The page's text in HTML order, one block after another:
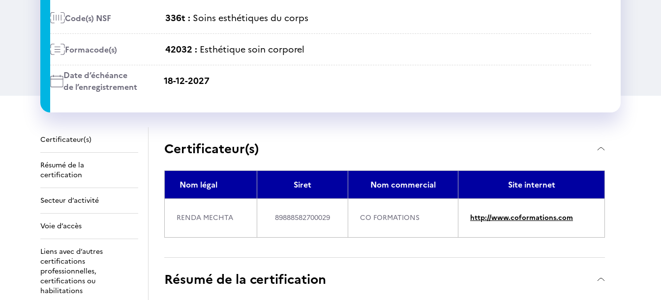
Code(s) NSF 336t : Soins esthétiques du corps
Formacode(s) 42032 : Esthétique soin corporel
Date d’échéance
de l’enregistrement
18-12-2027
Certificateur(s)
Résumé de la
certification
Secteur d’activité
Voie d’accès
Liens avec d’autres
certifications
professionnelles,
certifications ou
habilitations
Certificateur(s)
Nom légal Siret Nom commercial Site internet
RENDA MECHTA 89888582700029 CO FORMATIONS http://www.coformations.com
Résumé de la certification